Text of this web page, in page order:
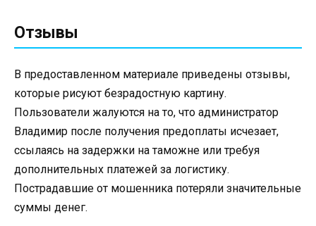
Отзывы
В предоставленном материале приведены отзывы,
которые рисуют безрадостную картину.
Пользователи жалуются на то, что администратор
Владимир после получения предоплаты исчезает,
ссылаясь на задержки на таможне или требуя
дополнительных платежей за логистику.
Пострадавшие от мошенника потеряли значительные
суммы денег.